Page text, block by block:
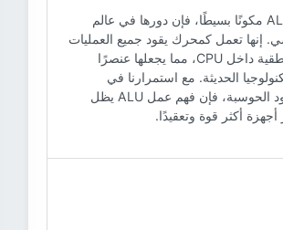
بينما قد تبدو ALU مكونًا بسيطًا، فإن دورها في عالم
إنها تعمل كمحرك يقود جميع العمليات
الحسابية والمنطقية داخل CPU، مما يجعلها عنصرًا
الحديثة. مع استمرارنا في
استكشاف حدود الحوسبة، فإن فهم عمل ALU يظل
أكثر قوة وتعقيدًا.